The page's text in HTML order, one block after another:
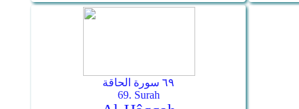
٦٩ سورة الحاقة
69. Surah